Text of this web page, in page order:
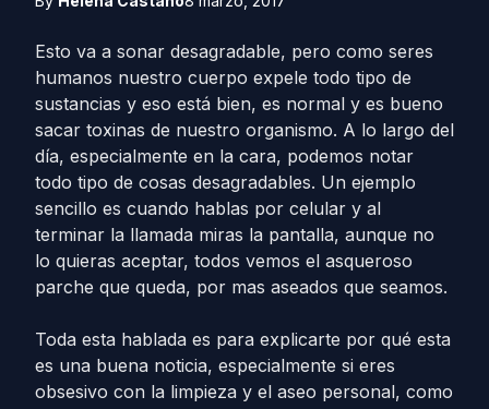
Esto va a sonar desagradable, pero como seres
humanos nuestro cuerpo expele todo tipo de
sustancias y eso está bien, es normal y es bueno
sacar toxinas de nuestro organismo. A lo largo del
día, especialmente en la cara, podemos notar
todo tipo de cosas desagradables. Un ejemplo
sencillo es cuando hablas por celular y al
terminar la llamada miras la pantalla, aunque no
lo quieras aceptar, todos vemos el asqueroso
parche que queda, por mas aseados que seamos.
Toda esta hablada es para explicarte por qué esta
es una buena noticia, especialmente si eres
obsesivo con la limpieza y el aseo personal, como